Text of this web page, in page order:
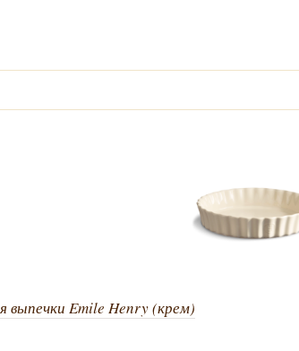
выпечки Emile Henry (крем)